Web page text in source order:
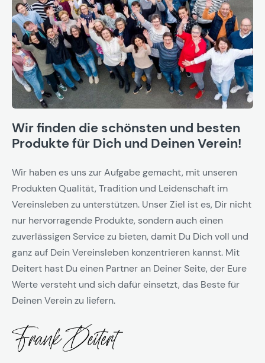
Wir finden die schönsten und besten
Produkte für Dich und Deinen Verein!
Wir haben es uns zur Aufgabe gemacht, mit unseren
Produkten Qualität, Tradition und Leidenschaft im
Vereinsleben zu unterstützen. Unser Ziel ist es, Dir nicht
nur hervorragende Produkte, sondern auch einen
zuverlässigen Service zu bieten, damit Du Dich voll und
ganz auf Dein Vereinsleben konzentrieren kannst. Mit
Deitert hast Du einen Partner an Deiner Seite, der Eure
Werte versteht und sich dafür einsetzt, das Beste für
Deinen Verein zu liefern.